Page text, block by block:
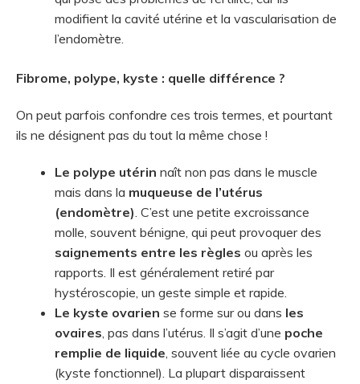
modifient la cavité utérine et la vascularisation de
l’endomètre.
Fibrome, polype, kyste : quelle différence ?
On peut parfois confondre ces trois termes, et pourtant
ils ne désignent pas du tout la même chose !
Le polype utérin naît non pas dans le muscle
mais dans la muqueuse de l’utérus
(endomètre). C’est une petite excroissance
molle, souvent bénigne, qui peut provoquer des
saignements entre les règles ou après les
rapports. Il est généralement retiré par
hystéroscopie, un geste simple et rapide.
Le kyste ovarien se forme sur ou dans les
ovaires, pas dans l’utérus. Il s’agit d’une poche
remplie de liquide, souvent liée au cycle ovarien
(kyste fonctionnel). La plupart disparaissent